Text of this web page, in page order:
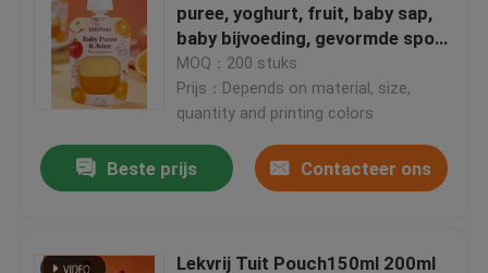
puree, yoghurt, fruit, baby sap,
baby bijvoeding, gevormde spout
pouch plastic zak
MOQ：200 stuks
Prijs：Depends on material, size,
quantity and printing colors
Beste prijs Contacteer ons
Lekvrij Tuit Pouch150ml 200ml